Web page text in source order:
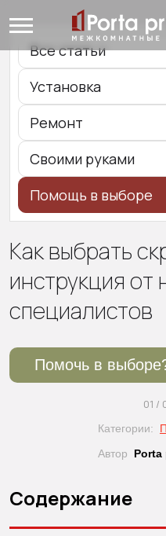
Все статьи
Установка
Ремонт
Своими руками
Помощь в выборе
Как выбрать
инструкция от
специалистов
Помочь в
01 /
Категории:
Автор
Porta
Содержание